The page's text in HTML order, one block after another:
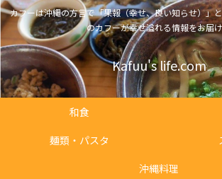
カフーは沖縄の方言で「果報（幸せ、良い知らせ）」
のカフーが幸せ溢れる情報をお届
Kafuu's life.com
和食
麺類・パスタ
沖縄料理